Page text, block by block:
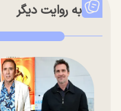
به روایت دیگر